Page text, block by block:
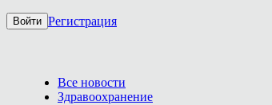
Войти Регистрация
Все новости
Здравоохранение